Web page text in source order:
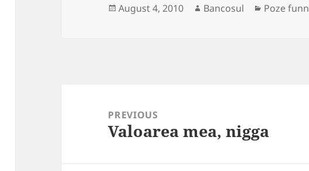
Posted
August 4, 2010 Author
Bancosul Poze
navigationPREVIOUS
Previous
Valoarea mea, nigga